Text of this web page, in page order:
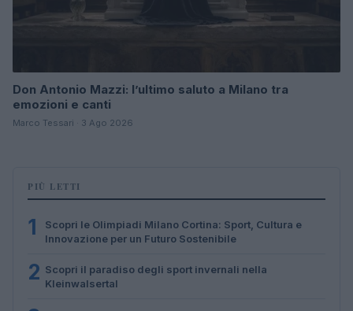
Don Antonio Mazzi: l’ultimo saluto a Milano tra
emozioni e canti
Marco Tessari · 3 Ago 2026
PIÙ LETTI
1
Scopri le Olimpiadi Milano Cortina: Sport, Cultura e
Innovazione per un Futuro Sostenibile
2 Scopri il paradiso degli sport invernali nella
Kleinwalsertal